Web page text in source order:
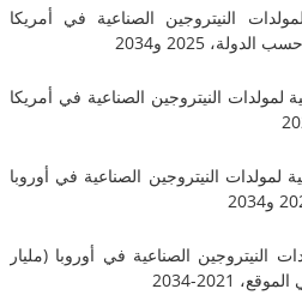
النيتروجين الصناعية في أمريكا
النيتروجين الصناعية في أمريكا
النيتروجين الصناعية في أوروبا
الصناعية في أوروبا (مليار